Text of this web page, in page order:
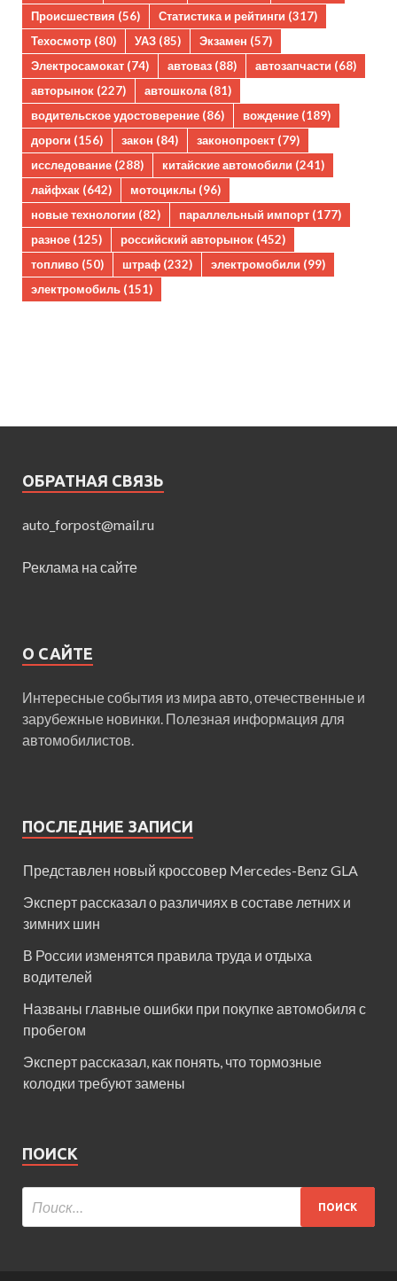
Происшествия (56) Статистика и рейтинги (317)
Техосмотр (80) УАЗ (85) Экзамен (57)
Электросамокат (74) автоваз (88) автозапчасти (68)
авторынок (227) автошкола(81)
водительское удостоверение (86) вождение (189)
дороги (156) закон (84) законопроект (79)
исследование (288) китайские автомобили (241)
лайфхак (642) мотоциклы (96)
новые технологии (82) параллельный импорт (177)
разное (125) российский авторынок (452)
топливо (50) штраф (232) электромобили (99)
электромобиль (151)
ОБРАТНАЯ СВЯЗЬ
auto_forpost@mail.ru
Реклама на сайте
О САЙТЕ
Интересные события из мира авто, отечественные и
зарубежные новинки. Полезная информация для
автомобилистов.
ПОСЛЕДНИЕ ЗАПИСИ
Представлен новый кроссовер Mercedes-Benz GLA
Эксперт рассказал о различиях в составе летних и
зимних шин
В России изменятся правила труда и отдыха
водителей
Названы главные ошибки при покупке автомобиля с
пробегом
Эксперт рассказал, как понять, что тормозные
колодки требуют замены
ПОИСК